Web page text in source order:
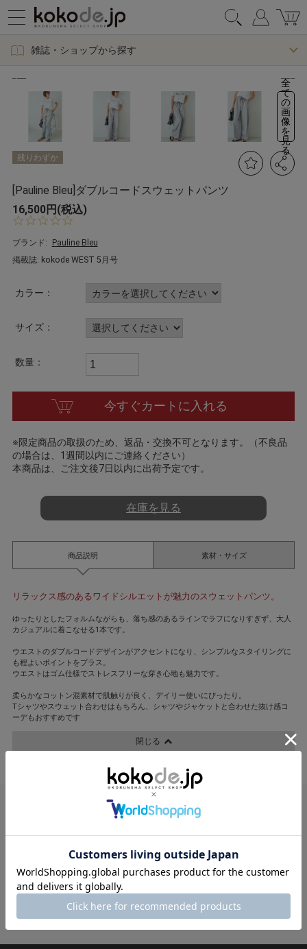
雑誌・ショップから探す
全
て
の
画
像
を
見
る
残りわずか
[Pauline Bleu]ダブルコードスウェットパンツ
16,500円(税込)
s
t
a
ブランド:
Pauline Bleu
掲載誌: kokode WEST 5月号
カラー：
サイズ：
数量：
今すぐカートに入れる
※限定商品の取扱のため、返品・交換不可となります。（不良品
の場合は、1週間以内にご連絡ください）
本商品は、ご注文後7日以内に出荷予定です。
在庫を見る
商品説明
リラックス感のあるワイドシルエットが魅力のスウェットパンツ。
ゆったりとしたフォルムながらも、落ち感のあるラインでラフになりすぎず、大人
カジュアルに着こなせる1本です。
ウエストのダブルコードデザインがアクセントになり、シンプルなスタイリングに
も程よいポイントをプラス。
ウエストはゴム仕様でストレスフリーな穿き心地も魅力です。
柔らかなコットン混素材で肌触りが良く、デイリー使いにぴったり。
Tシャツやスウェット合わせはもちろん、シャツやジャケットと合わせた抜け感コ
ーデもおすすめです
閉じる
素材・サイズ
kokode WEST
SUGAR ROSE
17,600円
kokode WEST
Pauline Bleu
kokode WEST
Pauline Bleu